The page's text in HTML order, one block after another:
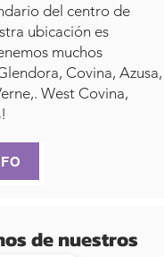
del centro de
ubicación es
muchos
Covina, Azusa,
West Covina,
de nuestros